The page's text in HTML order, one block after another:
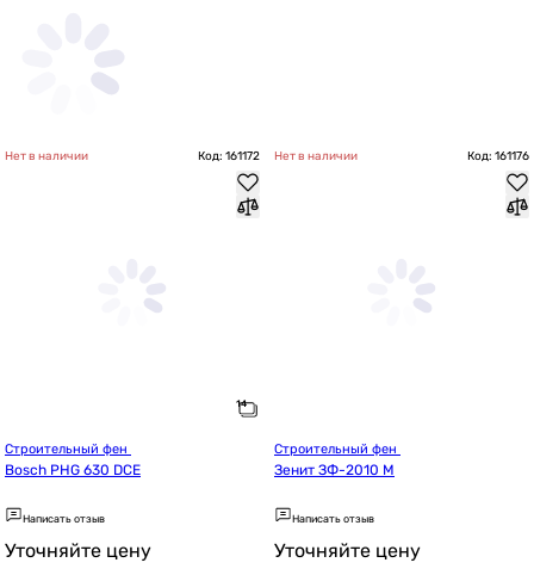
Нет в наличии Код: 161172
Bosch PHG 630 DCE
Написать отзыв
Уточняйте цену
Нет в наличии Код: 161176
Зенит ЗФ-2010 М
Написать отзыв
Уточняйте цену